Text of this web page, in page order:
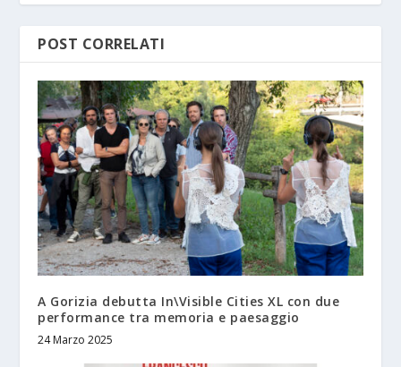
POST CORRELATI
A Gorizia debutta In\Visible Cities XL con due
performance tra memoria e paesaggio
24 Marzo 2025